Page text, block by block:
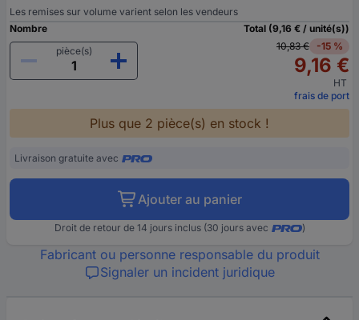
Les remises sur volume varient selon les vendeurs
Nombre
pièce(s)
Total (9,16 € / unité(s))
10,83 €
-15 %
9,16 €
HT
frais de port
Plus que 2 pièce(s) en stock !
Livraison gratuite avec
Ajouter au panier
Droit de retour de 14 jours inclus (30 jours avec )
Fabricant ou personne responsable du produit
Signaler un incident juridique